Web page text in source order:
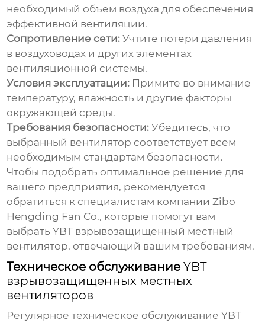
необходимый объем воздуха для обеспечения
эффективной вентиляции.
Сопротивление сети: Учтите потери давления
в воздуховодах и других элементах
вентиляционной системы.
Условия эксплуатации: Примите во внимание
температуру, влажность и другие факторы
окружающей среды.
Требования безопасности: Убедитесь, что
выбранный вентилятор соответствует всем
необходимым стандартам безопасности.
Чтобы подобрать оптимальное решение для
вашего предприятия, рекомендуется
обратиться к специалистам компанииZibo
Hengding Fan Co., которые помогут вам
выбратьYBT взрывозащищенный местный
вентилятор, отвечающий вашим требованиям.
Техническое обслуживаниеYBT
взрывозащищенных местных
вентиляторов
Регулярное техническое обслуживаниеYBT